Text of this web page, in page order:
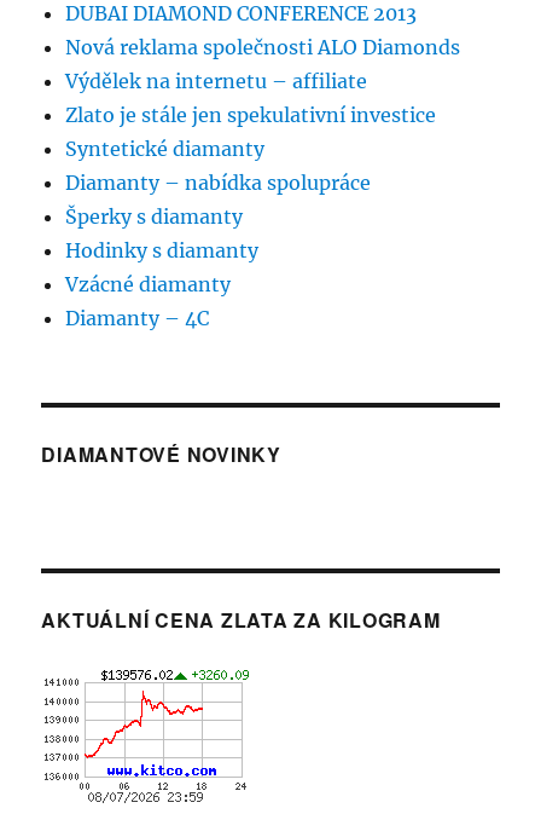
DUBAI DIAMOND CONFERENCE 2013
Nová reklama společnosti ALO Diamonds
Výdělek na internetu – affiliate
Zlato je stále jen spekulativní investice
Syntetické diamanty
Diamanty – nabídka spolupráce
Šperky s diamanty
Hodinky s diamanty
Vzácné diamanty
Diamanty – 4C
DIAMANTOVÉ NOVINKY
AKTUÁLNÍ CENA ZLATA ZA KILOGRAM